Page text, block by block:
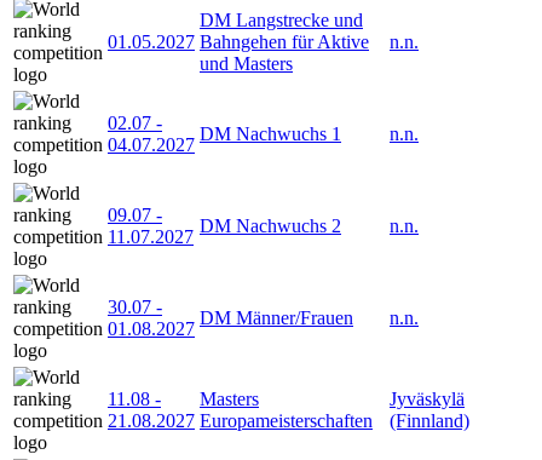
01.05.2027
DM Langstrecke und
Bahngehen für Aktive
und Masters
n.n.
02.07 -
04.07.2027
DM Nachwuchs 1 n.n.
09.07 -
11.07.2027
DM Nachwuchs 2 n.n.
30.07 -
01.08.2027
DM Männer/Frauen n.n.
11.08 -
21.08.2027
Masters
Europameisterschaften
Jyväskylä
(Finnland)